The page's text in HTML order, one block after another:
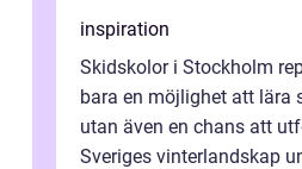
inspiration
Skidskolor i Stockholm
bara en möjlighet att lära
utan även en chans att
Sveriges vinterlandskap